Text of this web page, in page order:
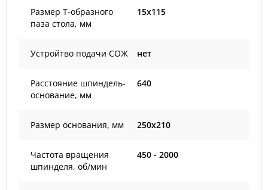
Размер Т-образного
паза стола, мм
15x115
Устройтво подачи СОЖ нет
Расстояние шпиндель-
основание, мм
640
Размер основания, мм 250x210
Частота вращения
шпинделя, об/мин
450 - 2000